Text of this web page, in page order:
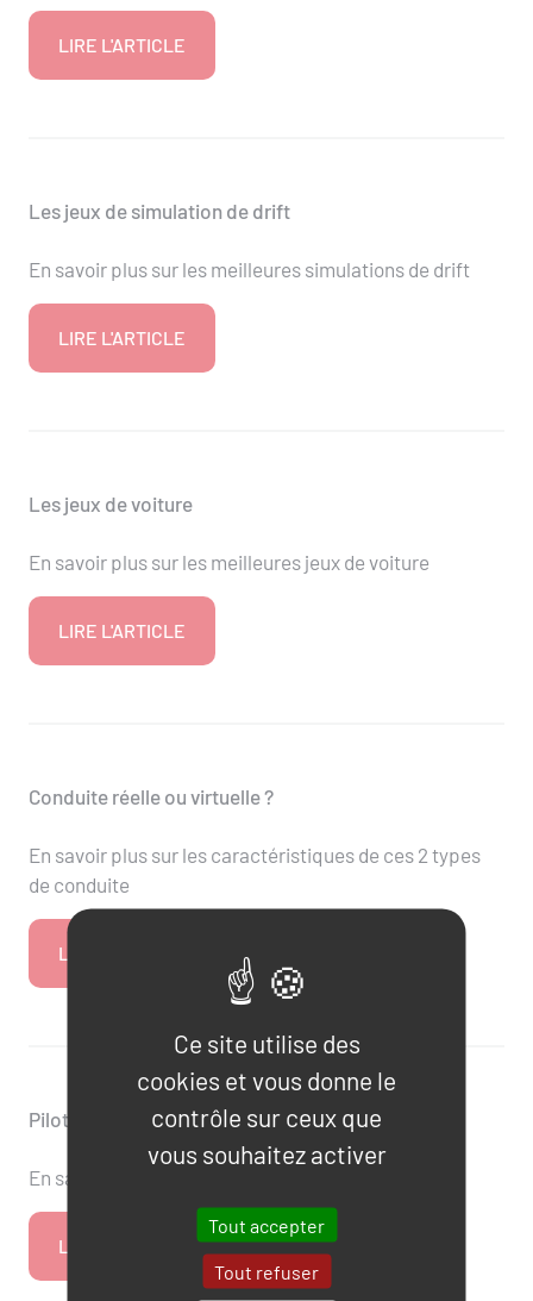
LIRE L'ARTICLE
Les jeux de simulation de drift
En savoir plus sur les meilleures simulations de drift
LIRE L'ARTICLE
Les jeux de voiture
En savoir plus sur les meilleures jeux de voiture
LIRE L'ARTICLE
Conduite réelle ou virtuelle ?
En savoir plus sur les caractéristiques de ces 2 types
de conduite
LIRE L'ARTICLE
Piloter une Ford Mustang
En savoir plus sur le pilotage en Ford Mustang
LIRE L'ARTICLE
Ce site utilise des
cookies et vous donne le
contrôle sur ceux que
vous souhaitez activer
Tout accepter
Tout refuser